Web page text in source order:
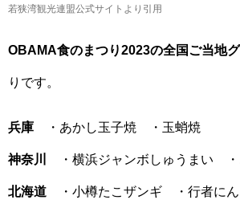
若狭湾観光連盟公式サイトより引用
OBAMA食のまつり2023の全国ご当地
りです。
兵庫 ・あかし玉子焼 ・玉蛸焼
神奈川 ・横浜ジャンボしゅうまい ・
北海道 ・小樽たこザンギ ・行者にん